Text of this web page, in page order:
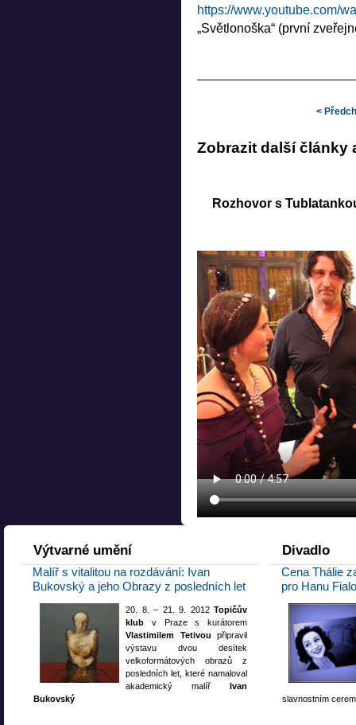
https://www.youtube.com/
„Světlonoška“ (první
<
Zobrazit další články
Kniha Prostě na mě
Návrhářka StarDance
Novinky v dětské
Rozhovor s
Výtvarné umění
Malíř s vitalitou na rozdávání: Ivan
Bukovský a jeho Obrazy z posledních let
20. 8. – 21. 9. 2012 Topičův
klub v Praze s kurátorem
Vlastimilem Tetivou připravil
výstavu dvou desítek
velkoformátových obrazů z
posledních let, které namaloval
akademický malíř Ivan
Bukovský
Divadlo
Cena Thálie
pro Hanu
slavnostním